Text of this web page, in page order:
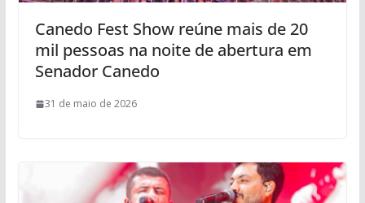
Canedo Fest Show reúne mais de 20
mil pessoas na noite de abertura em
Senador Canedo
31 de maio de 2026